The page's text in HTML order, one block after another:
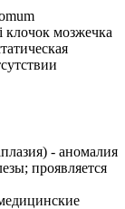
клочок мозжечка
- аномалия
проявляется